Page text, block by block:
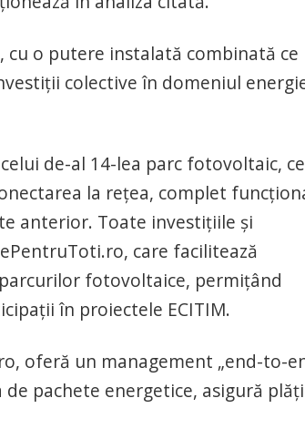
cu o putere instalată combinată ce
colective în domeniul
de-al 14-lea parc fotovoltaic, ce
la reţea, complet
anterior. Toate investiţiile şi
care facilitează
fotovoltaice, permiţând
în proiectele ECITIM.
oferă un management „end-to-
pachete energetice, asigură plăţi